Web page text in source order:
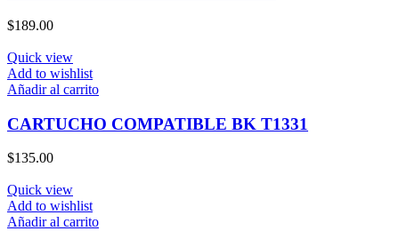
$189.00
Quick view
Add to wishlist
Añadir al carrito
CARTUCHO COMPATIBLE BK T1331
$135.00
Quick view
Add to wishlist
Añadir al carrito